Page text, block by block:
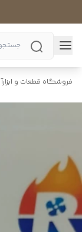
فروشگاه قطعات و